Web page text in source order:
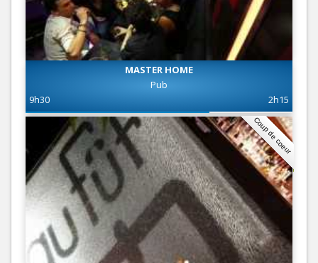
MASTER HOME
Pub
9h30
2h15
Coup de coeur